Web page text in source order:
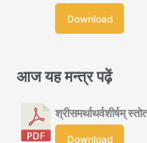
Download
आज यह मन्त्र पढ़ें
श्रीसमर्थाथर्वशीर्षम्
Download